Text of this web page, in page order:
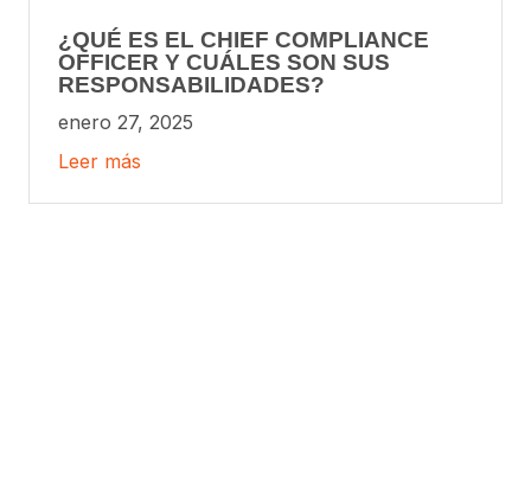
¿QUÉ ES EL CHIEF COMPLIANCE
OFFICER Y CUÁLES SON SUS
RESPONSABILIDADES?
enero 27, 2025
Leer más